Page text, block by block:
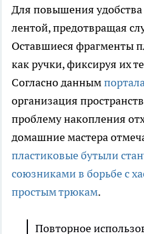
Для повышения
лентой, предотвращая
Оставшиеся фрагменты
как ручки, фиксируя их
Согласно данным
организация
проблему накопления
домашние мастера
пластиковые бутыли
союзниками в борьбе с
простым трюкам.
Повторное